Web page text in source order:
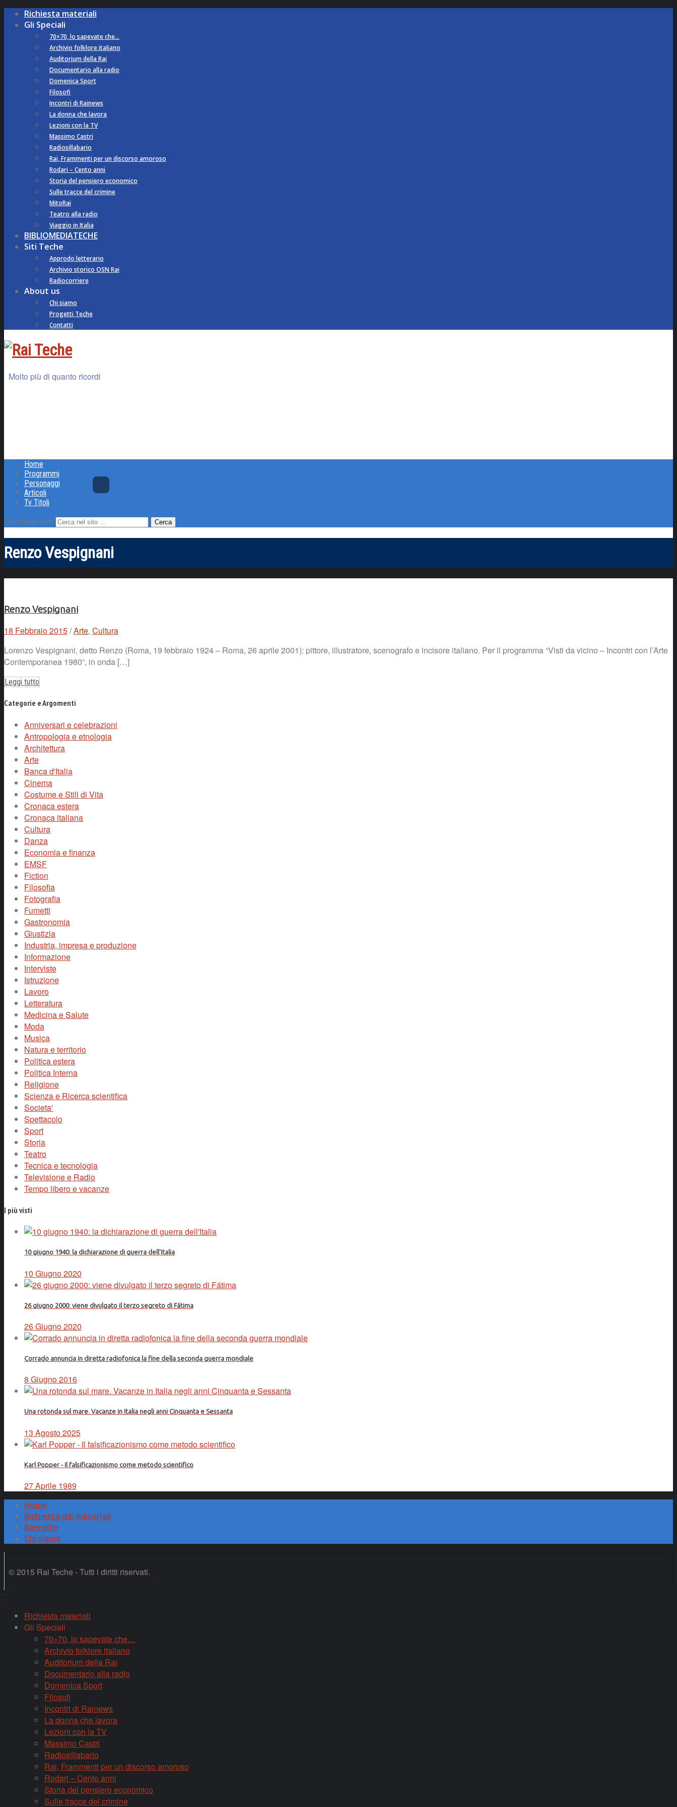
Richiesta materiali
Gli Speciali
70×70, lo sapevate che…
Archivio folklore italiano
Auditorium della Rai
Documentario alla radio
Domenica Sport
Filosofi
Incontri di Rainews
La donna che lavora
Lezioni con la TV
Massimo Castri
Radiosillabario
Rai, Frammenti per un discorso amoroso
Rodari – Cento anni
Storia del pensiero economico
Sulle tracce del crimine
MitoRai
Teatro alla radio
Viaggio in Italia
BIBLIOMEDIATECHE
Siti Teche
Approdo letterario
Archivio storico OSN Rai
Radiocorriere
About us
Chi siamo
Progetti Teche
Contatti
Molto più di quanto ricordi
Home
Programmi
Personaggi
Articoli
Tv Titoli
Cerca nel sito
Renzo Vespignani
Renzo Vespignani
18 Febbraio 2015/Arte, Cultura
Lorenzo Vespignani, detto Renzo (Roma, 19 febbraio 1924 – Roma, 26 aprile 2001): pittore, illustratore, scenografo e incisore italiano. Per il programma “Visti da vicino – Incontri con l’Arte
Contemporanea 1980”, in onda […]
Leggi tutto
Categorie e Argomenti
Anniversari e celebrazioni
Antropologia e etnologia
Architettura
Arte
Banca d'Italia
Cinema
Costume e Stili di Vita
Cronaca estera
Cronaca italiana
Cultura
Danza
Economia e finanza
EMSF
Fiction
Filosofia
Fotografia
Fumetti
Gastronomia
Giustizia
Industria, impresa e produzione
Informazione
Interviste
Istruzione
Lavoro
Letteratura
Medicina e Salute
Moda
Musica
Natura e territorio
Politica estera
Politica Interna
Religione
Scienza e Ricerca scientifica
Societa'
Spettacolo
Sport
Storia
Teatro
Tecnica e tecnologia
Televisione e Radio
Tempo libero e vacanze
I più visti
10 giugno 1940: la dichiarazione di guerra dell'Italia
10 Giugno 2020
26 giugno 2000: viene divulgato il terzo segreto di Fátima
26 Giugno 2020
Corrado annuncia in diretta radiofonica la fine della seconda guerra mondiale
8 Giugno 2016
Una rotonda sul mare. Vacanze in Italia negli anni Cinquanta e Sessanta
13 Agosto 2025
Karl Popper - Il falsificazionismo come metodo scientifico
27 Aprile 1989
Home
Richiesta dei materiali
Raccolte
Chi siamo
© 2015 Rai Teche - Tutti i diritti riservati.
Richiesta materiali
Gli Speciali
70×70, lo sapevate che…
Archivio folklore italiano
Auditorium della Rai
Documentario alla radio
Domenica Sport
Filosofi
Incontri di Rainews
La donna che lavora
Lezioni con la TV
Massimo Castri
Radiosillabario
Rai, Frammenti per un discorso amoroso
Rodari – Cento anni
Storia del pensiero economico
Sulle tracce del crimine